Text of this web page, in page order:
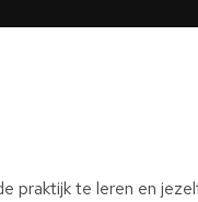
praktijk te leren en